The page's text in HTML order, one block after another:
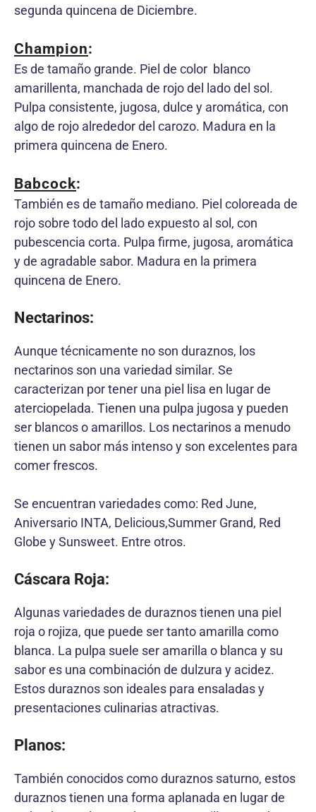
segunda quincena de Diciembre.
Champion:
Es de tamaño grande. Piel de color blanco
amarillenta, manchada de rojo del lado del sol.
Pulpa consistente, jugosa, dulce y aromática, con
algo de rojo alrededor del carozo. Madura en la
primera quincena de Enero.
Babcock:
También es de tamaño mediano. Piel coloreada de
rojo sobre todo del lado expuesto al sol, con
pubescencia corta. Pulpa firme, jugosa, aromática
y de agradable sabor. Madura en la primera
quincena de Enero.
Nectarinos:
Aunque técnicamente no son duraznos, los
nectarinos son una variedad similar. Se
caracterizan por tener una piel lisa en lugar de
aterciopelada. Tienen una pulpa jugosa y pueden
ser blancos o amarillos. Los nectarinos a menudo
tienen un sabor más intenso y son excelentes para
comer frescos.
Se encuentran variedades como: Red June,
Aniversario INTA, Delicious,Summer Grand, Red
Globe y Sunsweet. Entre otros.
Cáscara Roja:
Algunas variedades de duraznos tienen una piel
roja o rojiza, que puede ser tanto amarilla como
blanca. La pulpa suele ser amarilla o blanca y su
sabor es una combinación de dulzura y acidez.
Estos duraznos son ideales para ensaladas y
presentaciones culinarias atractivas.
Planos:
También conocidos como duraznos saturno, estos
duraznos tienen una forma aplanada en lugar de